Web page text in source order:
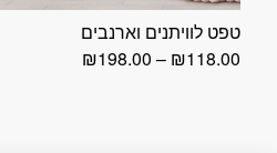
טפט לוויתנים וארנבים
₪118.00
–
₪198.00